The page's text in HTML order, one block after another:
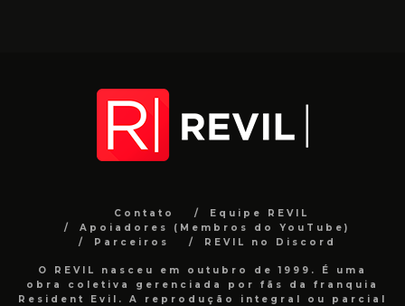
Contato
Equipe REVIL
Apoiadores (Membros do YouTube)
Parceiros
REVIL no Discord
O REVIL nasceu em outubro de 1999. É uma
obra coletiva gerenciada por fãs da franquia
Resident Evil. A reprodução integral ou parcial